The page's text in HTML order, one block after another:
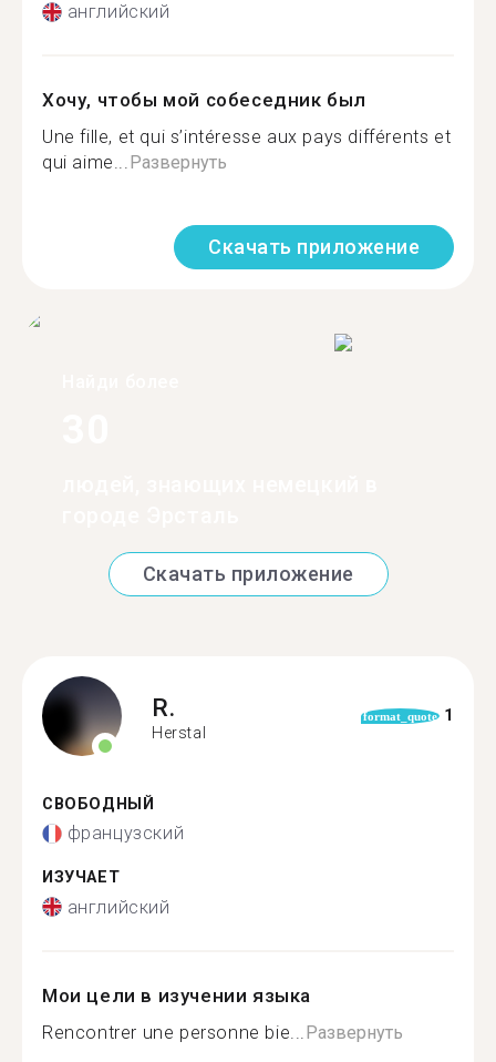
английский
Хочу, чтобы мой собеседник был
Une fille, et qui s’intéresse aux pays différents et
qui aime...Развернуть
Скачать приложение
Скачать приложение
R.
Herstal
format_quote 1
СВОБОДНЫЙ
французский
ИЗУЧАЕТ
английский
Мои цели в изучении языка
Rencontrer une personne bie... Развернуть